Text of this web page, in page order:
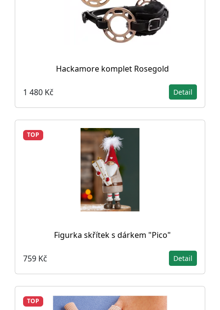
Hackamore komplet Rosegold
1 480 Kč Detail
TOP
Figurka skřítek s dárkem "Pico"
759 Kč Detail
TOP